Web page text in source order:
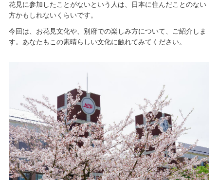
花見に参加したことがないという人は、日本に住んだことのない
方かもしれないくらいです。
今回は、お花見文化や、別府での楽しみ方について、ご紹介しま
す。あなたもこの素晴らしい文化に触れてみてください。